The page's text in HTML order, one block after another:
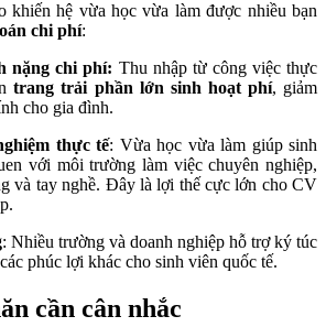
khiến hệ vừa học vừa làm được nhiều bạn
chi phí:
nặng chi phí: Thu nhập từ công việc thực
trang trải phần lớn sinh hoạt phí, giảm
cho gia đình.
thực tế: Vừa học vừa làm giúp sinh
với môi trường làm việc chuyên nghiệp,
và tay nghề. Đây là lợi thế cực lớn cho CV
: Nhiều trường và doanh nghiệp hỗ trợ ký túc
phúc lợi khác cho sinh viên quốc tế.
cần cân nhắc